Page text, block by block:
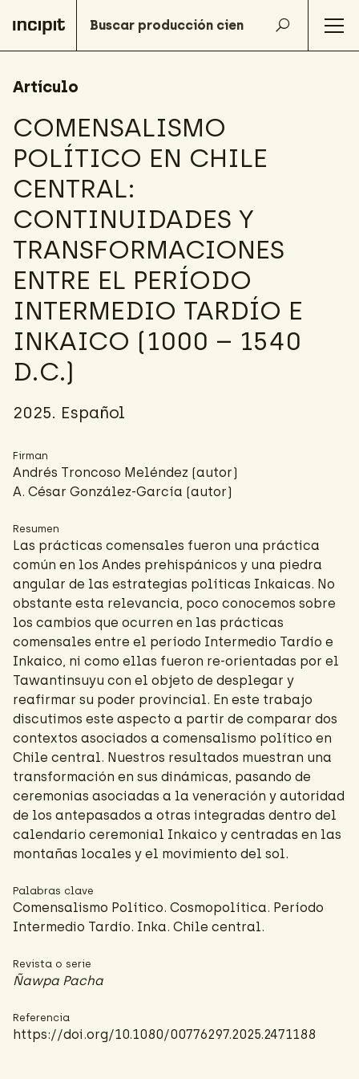
Artículo
COMENSALISMO
POLÍTICO EN CHILE
CENTRAL:
CONTINUIDADES Y
TRANSFORMACIONES
ENTRE EL PERÍODO
INTERMEDIO TARDÍO E
INKAICO (1000 – 1540
D.C.)
2025. Español
Firman
Andrés Troncoso Meléndez (autor)
A. César González-García (autor)
Resumen
Las prácticas comensales fueron una práctica
común en los Andes prehispánicos y una piedra
angular de las estrategias políticas Inkaicas. No
obstante esta relevancia, poco conocemos sobre
los cambios que ocurren en las prácticas
comensales entre el período Intermedio Tardío e
Inkaico, ni como ellas fueron re-orientadas por el
Tawantinsuyu con el objeto de desplegar y
reafirmar su poder provincial. En este trabajo
discutimos este aspecto a partir de comparar dos
contextos asociados a comensalismo político en
Chile central. Nuestros resultados muestran una
transformación en sus dinámicas, pasando de
ceremonias asociadas a la veneración y autoridad
de los antepasados a otras integradas dentro del
calendario ceremonial Inkaico y centradas en las
montañas locales y el movimiento del sol.
Palabras clave
Comensalismo Político. Cosmopolítica. Período
Intermedio Tardío. Inka. Chile central.
Revista o serie
Ñawpa Pacha
Referencia
https://doi.org/10.1080/00776297.2025.2471188